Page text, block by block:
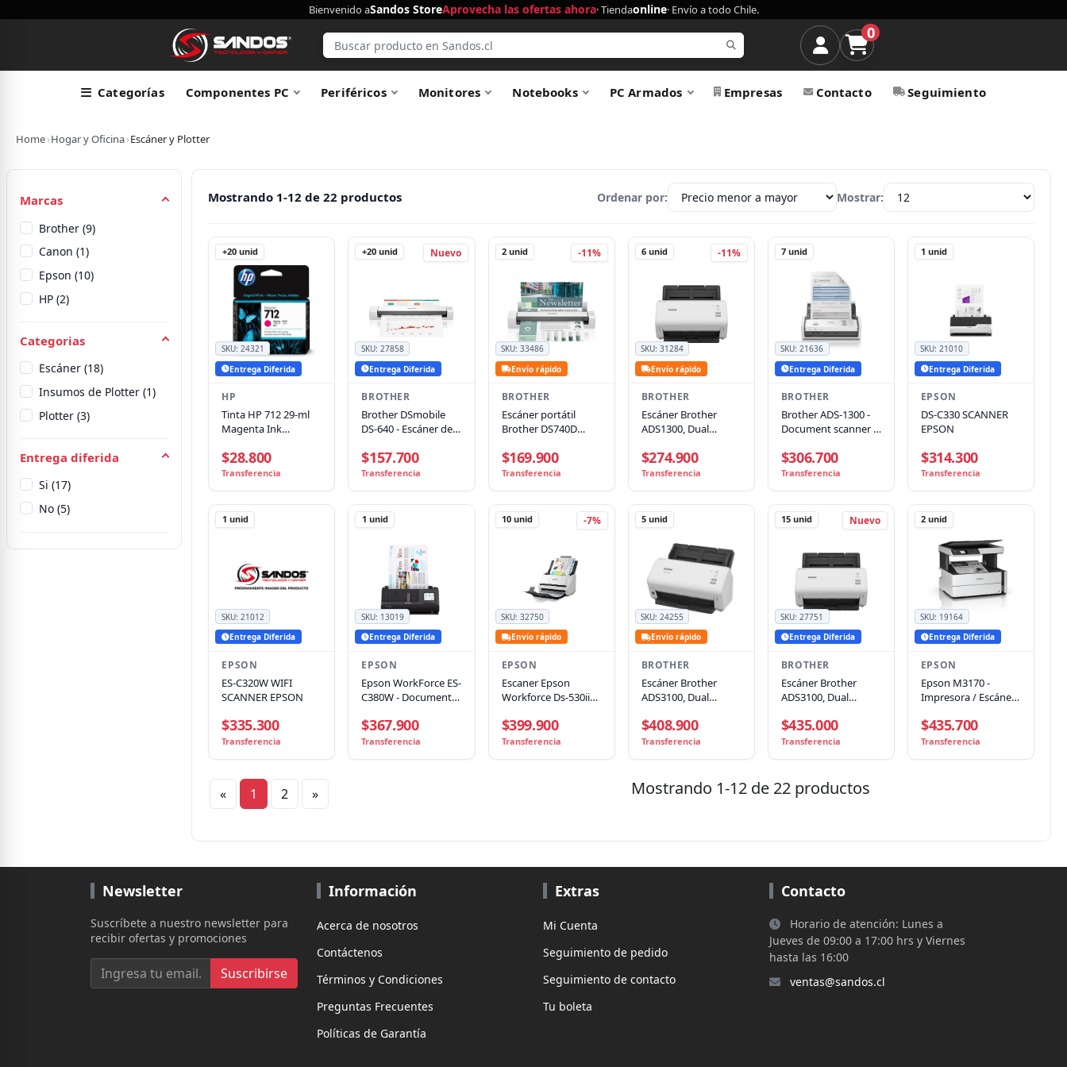
Bienvenido aSandos StoreAprovecha las ofertas ahora· Tiendaonline· Envío a todo Chile.
0
Categorías Componentes PC Periféricos Monitores Notebooks PC Armados Empresas Contacto Seguimiento
Home›Hogar y Oficina›Escáner y Plotter
Marcas
Brother (9)
Canon (1)
Epson (10)
HP (2)
Categorias
Escáner (18)
Insumos de Plotter (1)
Plotter (3)
Entrega diferida
Si (17)
No (5)
Mostrando 1-12 de 22 productos Ordenar por: Mostrar:
Entrega Diferida
SKU: 24321
+20unid
HP
Tinta HP 712 29-ml
Magenta Ink
$28.800
Transferencia
Entrega Diferida
Nuevo
SKU: 27858
+20unid
BROTHER
Brother DSmobile
DS-640 - Escáner de
- 215.9 x 1828.8 mm -
600 ppp x 600 ppp -
$157.700
Transferencia
Envío rápido
-11%
SKU: 33486
2unid
BROTHER
Escáner portátil
Brother DS740D
USB
$169.900
Transferencia
Envío rápido
-11%
SKU:31284
6unid
BROTHER
Escáner Brother
ADS1300, Dual
Alimentador ADF
$274.900
Transferencia
Entrega Diferida
SKU:21636
7unid
BROTHER
Brother ADS-1300 -
Document scanner -
$306.700
Transferencia
Entrega Diferida
SKU:21010
1 unid
EPSON
DS-C330 SCANNER
EPSON
$314.300
Transferencia
Entrega Diferida
SKU: 21012
1 unid
EPSON
ES-C320W WIFI
SCANNER EPSON
$335.300
Transferencia
Entrega Diferida
SKU: 13019
1 unid
EPSON
Epson WorkForce ES-
C380W - Document
Wi-Fi
$367.900
Transferencia
Envío rápido
-7%
SKU: 32750
10unid
EPSON
Escaner Epson
Workforce Ds-530ii
Duplex
$399.900
Transferencia
Envío rápido
SKU: 24255
5unid
BROTHER
Escáner Brother
ADS3100, Dual
Alimentador ADF
$408.900
Transferencia
Entrega Diferida
Nuevo
SKU: 27751
15unid
BROTHER
Escáner Brother
ADS3100, Dual
Alimentador ADF
$435.000
Transferencia
Entrega Diferida
SKU: 19164
2 unid
EPSON
Epson M3170 -
Impresora / Escáner
de tinta -
Monocromo - Wi-Fi /
$435.700
Transferencia
« 1 2 » Mostrando 1-12 de 22 productos
Newsletter
Suscríbete a nuestro newsletter para
recibir ofertas y promociones
Suscribirse
Información
Acerca de nosotros
Contáctenos
Términos y Condiciones
Preguntas Frecuentes
Políticas de Garantía
Extras
Mi Cuenta
Seguimiento de pedido
Seguimiento de contacto
Tu boleta
Contacto
Horario de atención: Lunes a
Jueves de 09:00 a 17:00 hrs y Viernes
hasta las 16:00
ventas@sandos.cl